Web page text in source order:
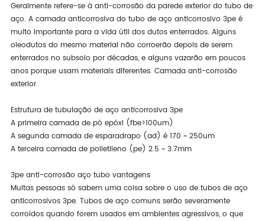
Geralmente refere-se à anti-corrosão da parede exterior do tubo de
aço. A camada anticorrosiva do tubo de aço anticorrosivo 3pe é
muito importante para a vida útil dos dutos enterrados. Alguns
oleodutos do mesmo material não corroerão depois de serem
enterrados no subsolo por décadas, e alguns vazarão em poucos
anos porque usam materiais diferentes. Camada anti-corrosão
exterior.
Estrutura de tubulação de aço anticorrosiva 3pe
A primeira camada de pó epóxi (fbe>100um)
A segunda camada de esparadrapo (ad) é 170 ~ 250um
A terceira camada de polietileno (pe) 2.5 ~ 3.7mm
3pe anti-corrosão aço tubo vantagens
Muitas pessoas só sabem uma coisa sobre o uso de tubos de aço
anticorrosivos 3pe. Tubos de aço comuns serão severamente
corroídos quando forem usados em ambientes agressivos, o que